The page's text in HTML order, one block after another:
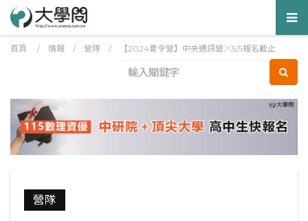
首頁 / 情報 / 營隊 / 【2024夏令營】中央通訊營╳5/5報名截止
營隊